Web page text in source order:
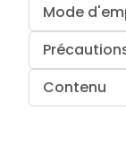
Mode
Contenu